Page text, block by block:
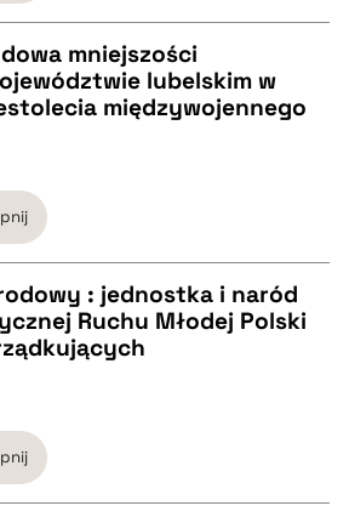
mniejszości
lubelskim w
międzywojennego
: jednostka i naród
Ruchu Młodej Polski